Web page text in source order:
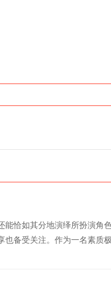
能恰如其分地演绎所扮演角
备受关注。作为一名素质